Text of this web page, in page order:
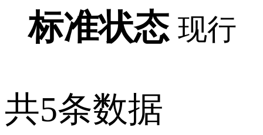
标准状态 现行
共5条数据